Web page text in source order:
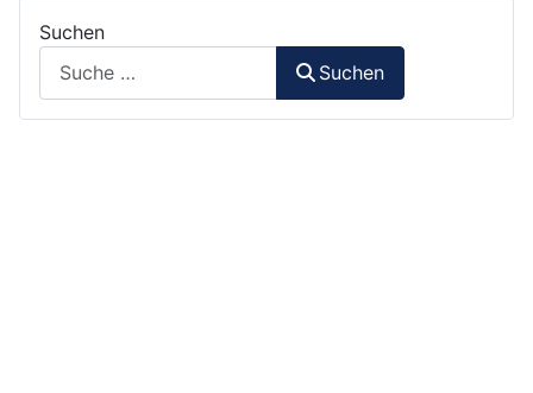
Suchen
Suchen